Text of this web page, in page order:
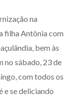
na
filha Antônia com
bem às
no sábado, 23 de
com todos os
e se deliciando